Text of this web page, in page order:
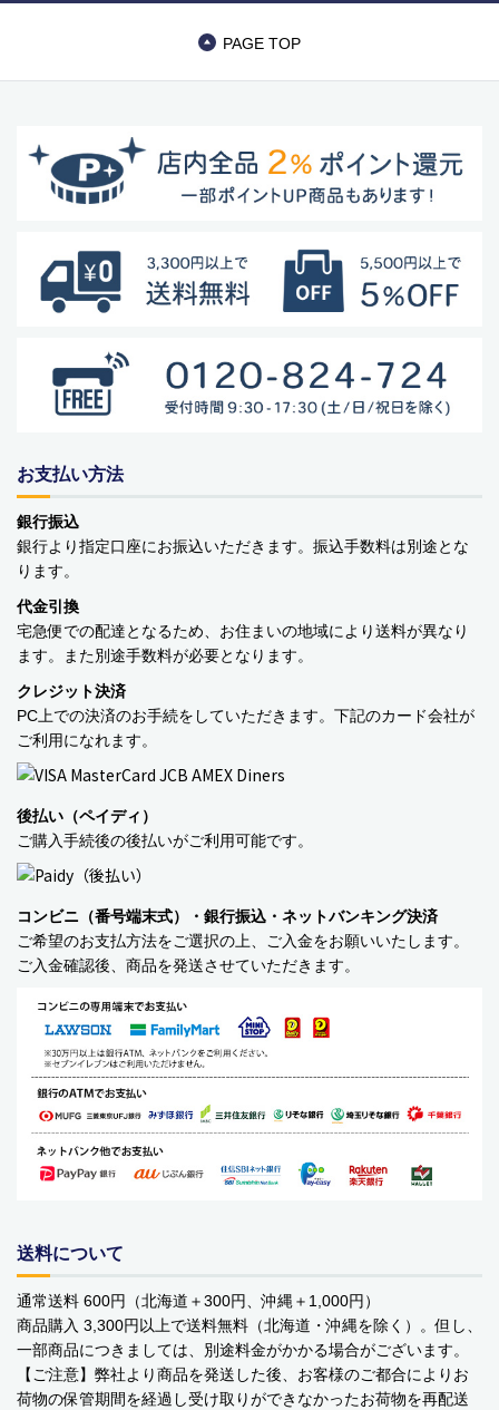
の偽のEメールが届くというお問い合わせが多数寄せられていま
す。当店で注文をしていないのにこのようなメールが届くなど、身
に覚えのない場合は、メールを開いたり、メール内のリンクをタッ
**夏期休業日のお知らせ**2024年8月14日(水)および8月15日(木)は
夏期休業日とさせていただきます。そのため、8月13日(火)14:00か
ら8月16日(金)14:00の間のご注文分の発送は、8月16日(金)となりま
■Amaricoドッグフード グレインフリー成犬用（レッド）とグレイ
ンフリー成犬～シニア犬用（ゴールド）が新入荷しました。
ステイロイヤル グレインフリー ドッグフードが新たに追加入荷い
たしました。
輸送遅延のため入荷が遅れておりました。まことに申し訳ございま
PAGE TOP
お支払い方法
銀行振込
銀行より指定口座にお振込いただきます。振込手数料は別途とな
ります。
代金引換
宅急便での配達となるため、お住まいの地域により送料が異なり
ます。また別途手数料が必要となります。
クレジット決済
PC上での決済のお手続をしていただきます。下記のカード会社が
ご利用になれます。
後払い（ペイディ）
ご購入手続後の後払いがご利用可能です。
コンビニ（番号端末式）・銀行振込・ネットバンキング決済
ご希望のお支払方法をご選択の上、ご入金をお願いいたします。
ご入金確認後、商品を発送させていただきます。
送料について
通常送料 600円（北海道＋300円、沖縄＋1,000円）
商品購入 3,300円以上で送料無料（北海道・沖縄を除く）。但し、
一部商品につきましては、別途料金がかかる場合がございます。
【ご注意】弊社より商品を発送した後、お客様のご都合によりお
荷物の保管期間を経過し受け取りができなかったお荷物を再配送